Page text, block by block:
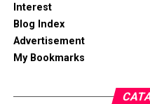
Interest
Blog Index
Advertisement
My Bookmarks